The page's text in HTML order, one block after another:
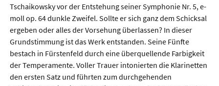
Tschaikowsky vor der Entstehung seiner Symphonie Nr. 5, e-
moll op. 64 dunkle Zweifel. Sollte er sich ganz dem Schicksal
ergeben oder alles der Vorsehung überlassen? In dieser
Grundstimmung ist das Werk entstanden. Seine Fünfte
bestach in Fürstenfeld durch eine überquellende Farbigkeit
der Temperamente. Voller Trauer intonierten die Klarinetten
den ersten Satz und führten zum durchgehenden